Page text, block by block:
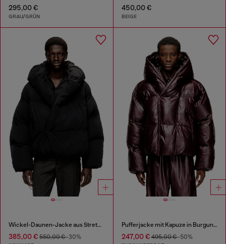
295,00 €
GRAU/GRÜN
450,00 €
BEIGE
Wickel-Daunen-Jacke aus Stretch-Nylon
385,00 € 550,00 €-30%
Pufferjacke mit Kapuze in Burgunderrot
247,00 €495,00 €-50%